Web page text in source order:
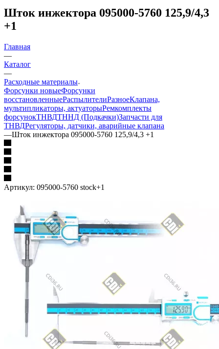
Шток инжектора 095000-5760 125,9/4,3
+1
Главная
—
Каталог
—
Расходные материалы
Форсунки новыеФорсунки
восстановленныеРаспылителиРазноеКлапана,
мультипликаторы, актуаторыРемкомплекты
форсунокТНВДТННД (Подкачки)Запчасти для
ТНВДРегуляторы, датчики, аварийные клапана
—Шток инжектора 095000-5760 125,9/4,3 +1
Артикул: 095000-5760 stock+1